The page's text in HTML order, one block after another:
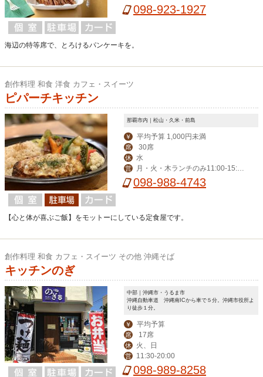
098-923-1927
海辺の特等席で、とろけるパンケーキを。
創作料理 和食 洋食 カフェ・スイーツ
ピパーチキッチン
那覇市内｜松山・久米・前島
￥ 平均予算 1,000円未満
席 30席
休 水
営
月・火・木ランチのみ11:00-15:0
0 金・土・日ランチ＆ディナー 17:
098-988-4743
【心と体が喜ぶご飯】をモットーにしている定食屋です。
創作料理 和食 カフェ・スイーツ その他 沖縄そば
キッチンのぎ
中部｜沖縄市・うるま市
沖縄自動車道 沖縄南ICから車で５分。沖縄市役所よ
り徒歩１分。
￥ 平均予算
席 17席
休 火、日
営 11:30-20:00
098-989-8258